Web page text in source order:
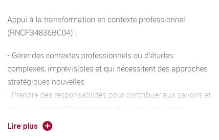
Appui à la transformation en contexte professionnel
(RNCP34836BC04) :
- Gérer des contextes professionnels ou d’études
complexes, imprévisibles et qui nécessitent des approches
stratégiques nouvelles
- Prendre des responsabilités pour contribuer aux savoirs et
performance stratégique d'une équipe
- Conduire un projet (conception, pilotage, coordination
Lire plus